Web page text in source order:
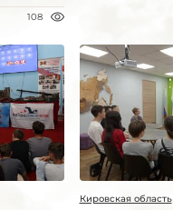
108
Кировская область